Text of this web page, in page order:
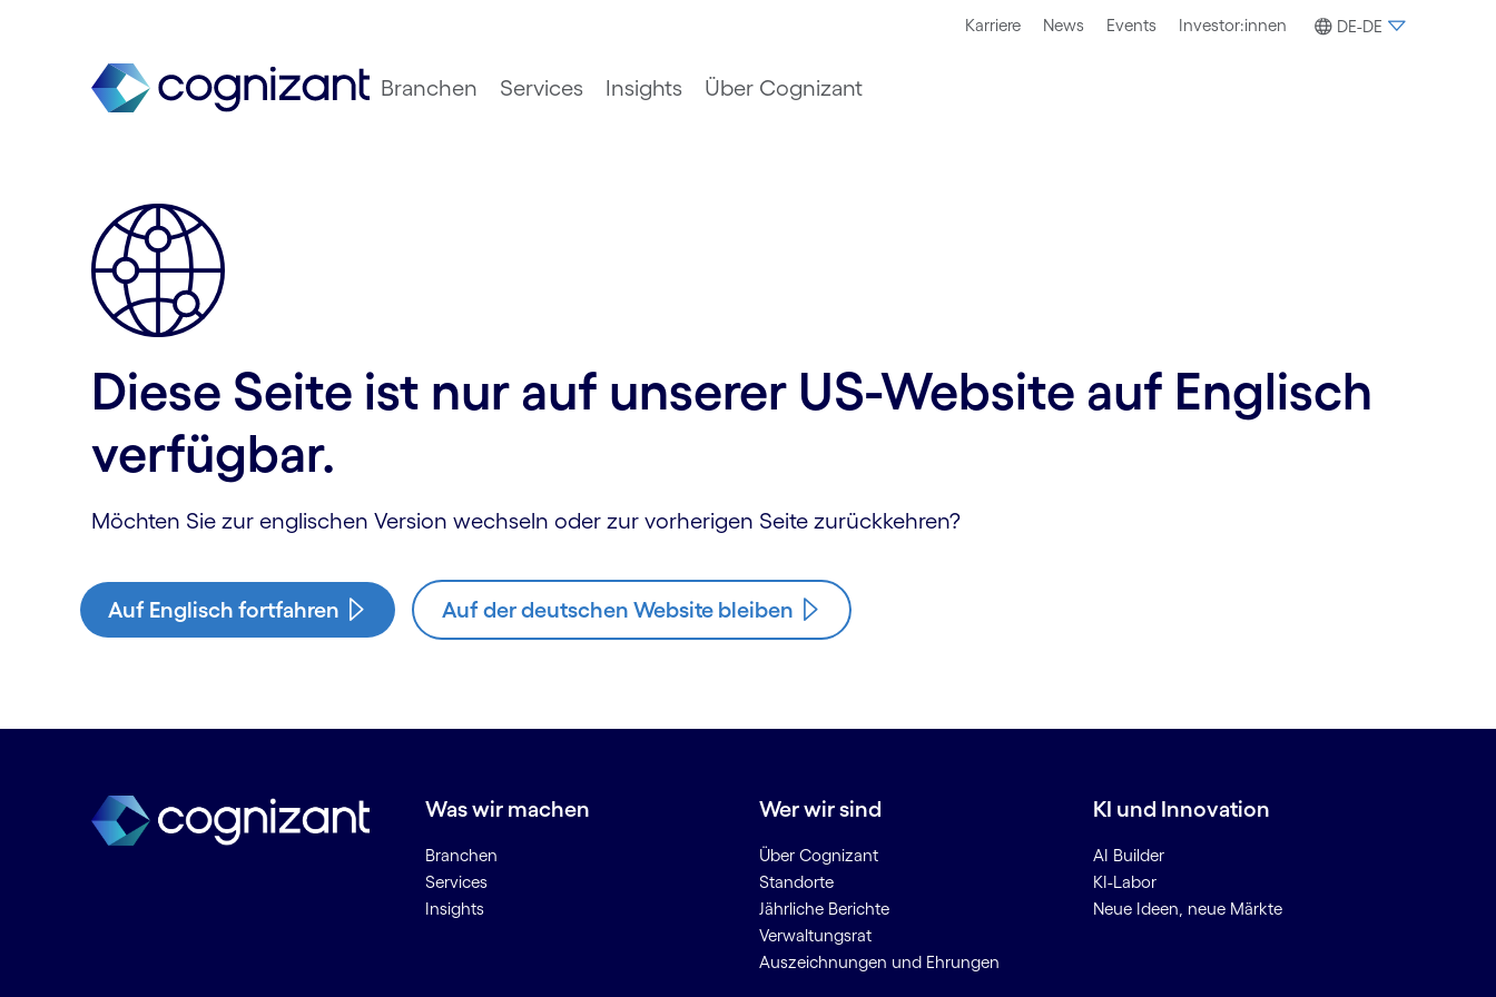
Karriere News Events Investor:innen DE-DE
Branchen Services Insights Über Cognizant
Diese Seite ist nur auf unserer US-Website auf Englisch
verfügbar.
Möchten Sie zur englischen Version wechseln oder zur vorherigen Seite zurückkehren?
Auf Englisch fortfahren Auf der deutschen Website bleiben
Was wir machen
Branchen
Services
Insights
Wer wir sind
Über Cognizant
Standorte
Jährliche Berichte
Verwaltungsrat
Auszeichnungen und Ehrungen
KI und Innovation
AI Builder
KI-Labor
Neue Ideen, neue Märkte